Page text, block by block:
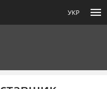
УКР menu